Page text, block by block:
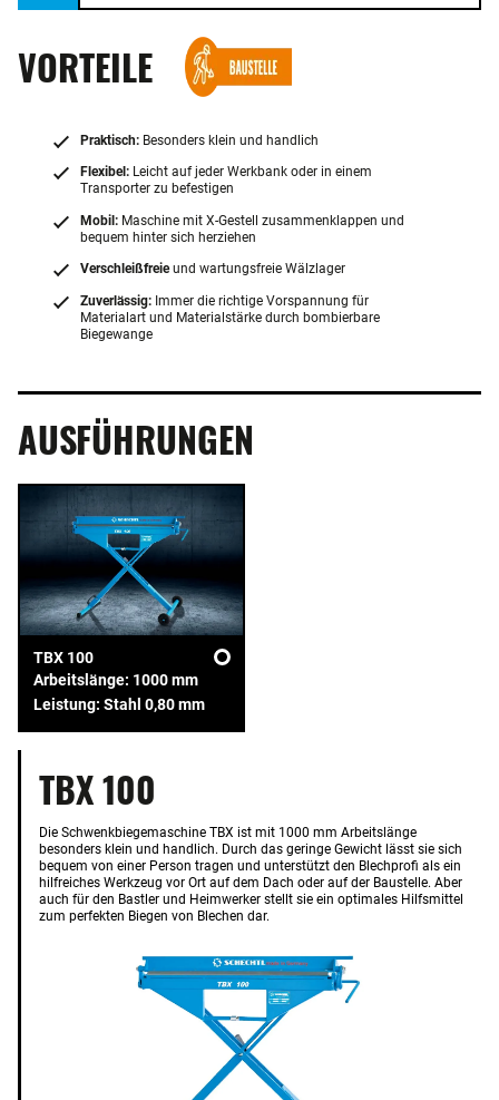
VORTEILE
Praktisch: Besonders klein und handlich
Flexibel: Leicht auf jeder Werkbank oder in einem
Transporter zu befestigen
Mobil: Maschine mit X-Gestell zusammenklappen und
bequem hinter sich herziehen
Verschleißfreieund wartungsfreie Wälzlager
Zuverlässig: Immer die richtige Vorspannung für
Materialart und Materialstärke durch bombierbare
Biegewange
AUSFÜHRUNGEN
TBX 100
Arbeitslänge: 1000 mm
Leistung: Stahl 0,80 mm
TBX 100
Die Schwenkbiegemaschine TBX ist mit 1000 mm Arbeitslänge
besonders klein und handlich. Durch das geringe Gewicht lässt sie sich
bequem von einer Person tragen und unterstützt den Blechprofi als ein
hilfreiches Werkzeug vor Ort auf dem Dach oder auf der Baustelle. Aber
auch für den Bastler und Heimwerker stellt sie ein optimales Hilfsmittel
zum perfekten Biegen von Blechen dar.